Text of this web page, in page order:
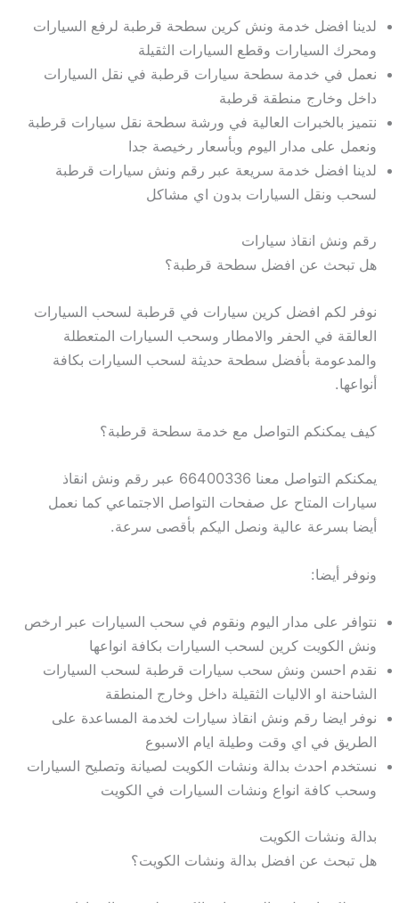
لدينا افضل خدمة ونش كرين سطحة قرطبة لرفع السيارات
ومحرك السيارات وقطع السيارات الثقيلة
نعمل في خدمة سطحة سيارات قرطبة في نقل السيارات
داخل وخارج منطقة قرطبة
نتميز بالخبرات العالية في ورشة سطحة نقل سيارات قرطبة
ونعمل على مدار اليوم وبأسعار رخيصة جدا
لدينا افضل خدمة سريعة عبر رقم ونش سيارات قرطبة
لسحب ونقل السيارات بدون اي مشاكل
رقم ونش انقاذ سيارات
هل تبحث عن افضل سطحة قرطبة؟
نوفر لكم افضل كرين سيارات في قرطبة لسحب السيارات
العالقة في الحفر والامطار وسحب السيارات المتعطلة
والمدعومة بأفضل سطحة حديثة لسحب السيارات بكافة
أنواعها.
كيف يمكنكم التواصل مع خدمة سطحة قرطبة؟
يمكنكم التواصل معنا 66400336 عبر رقم ونش انقاذ
سيارات المتاح عل صفحات التواصل الاجتماعي كما نعمل
أيضا بسرعة عالية ونصل اليكم بأقصى سرعة.
ونوفر أيضا:
نتوافر على مدار اليوم ونقوم في سحب السيارات عبر ارخص
ونش الكويت كرين لسحب السيارات بكافة انواعها
نقدم احسن ونش سحب سيارات قرطبة لسحب السيارات
الشاحنة او الاليات الثقيلة داخل وخارج المنطقة
نوفر ايضا رقم ونش انقاذ سيارات لخدمة المساعدة على
الطريق في اي وقت وطيلة ايام الاسبوع
نستخدم احدث بدالة ونشات الكويت لصيانة وتصليح السيارات
وسحب كافة انواع ونشات السيارات في الكويت
بدالة ونشات الكويت
هل تبحث عن افضل بدالة ونشات الكويت؟